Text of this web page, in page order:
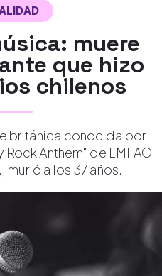
muere
que hizo
chilenos
británica conocida por
Anthem" de LMFAO
murió a los 37 años.